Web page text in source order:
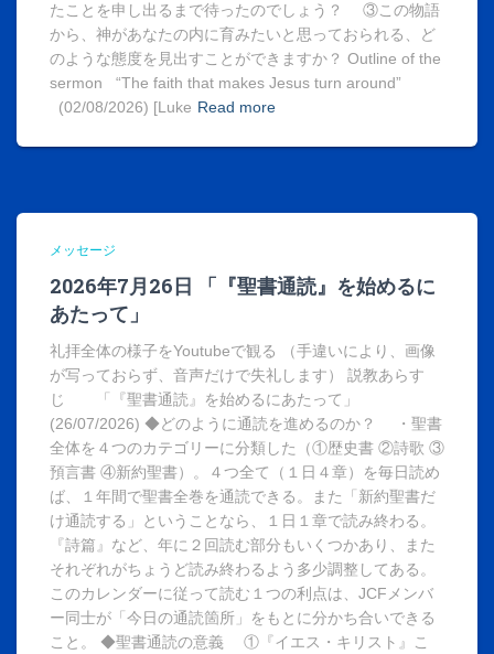
たことを申し出るまで待ったのでしょう？ ③この物語
から、神があなたの内に育みたいと思っておられる、ど
のような態度を見出すことができますか？ Outline of the
sermon “The faith that makes Jesus turn around”
(02/08/2026) [Luke Read more
メッセージ
2026年7月26日 「『聖書通読』を始めるに
あたって」
礼拝全体の様子をYoutubeで観る （手違いにより、画像
が写っておらず、音声だけで失礼します） 説教あらす
じ 「『聖書通読』を始めるにあたって」
(26/07/2026) ◆どのように通読を進めるのか？ ・聖書
全体を４つのカテゴリーに分類した（①歴史書 ②詩歌 ③
預言書 ④新約聖書）。４つ全て（１日４章）を毎日読め
ば、１年間で聖書全巻を通読できる。また「新約聖書だ
け通読する」ということなら、１日１章で読み終わる。
『詩篇』など、年に２回読む部分もいくつかあり、また
それぞれがちょうど読み終わるよう多少調整してある。
このカレンダーに従って読む１つの利点は、JCFメンバ
ー同士が「今日の通読箇所」をもとに分かち合いできる
こと。 ◆聖書通読の意義 ①『イエス・キリスト』こ